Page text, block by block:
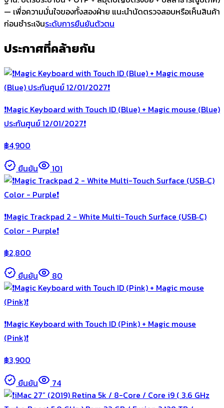
— เพื่อความมั่นใจของทั้งสองฝ่าย แนะนำนัดตรวจสอบหรือเห็นสินค้า
ก่อนชำระเงินระดับการยืนยันตัวตน
ประกาศที่คล้ายกัน
❗️Magic Keyboard with Touch ID (Blue) + Magic mouse (Blue)
ประกันศูนย์ 12/01/2027❗️
฿4,900
ยืนยัน
101
❗️Magic Trackpad 2 - White Multi-Touch Surface (USB‑C)
Color - Purple❗️
฿2,800
ยืนยัน
80
❗️Magic Keyboard with Touch ID (Pink) + Magic mouse
(Pink)❗️
฿3,900
ยืนยัน
74